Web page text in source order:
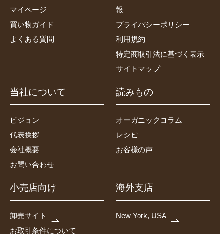
マイページ
買い物ガイド
よくある質問
報
プライバシーポリシー
利用規約
特定商取引法に基づく表示
サイトマップ
当社について
ビジョン
代表挨拶
会社概要
お問い合わせ
読みもの
オーガニックコラム
レシピ
お客様の声
小売店向け
卸売サイト
お取引条件について
海外支店
New York, USA